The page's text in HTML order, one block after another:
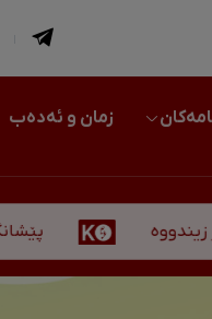
زمان و ئەدەب
پێشانگەی